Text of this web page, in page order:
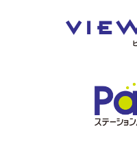
している限度額内でのご